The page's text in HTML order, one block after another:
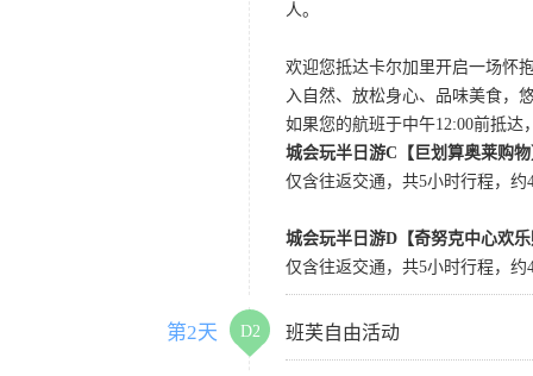
人。
欢迎您抵达卡尔加里开启一场怀
入自然、放松身心、品味美食，
如果您的航班于中午12:00前抵
城会玩半日游C【巨划算奥莱购
仅含往返交通，共5小时行程，
城会玩半日游D【奇努克中心欢
仅含往返交通，共5小时行程，
第2天 D2 班芙自由活动